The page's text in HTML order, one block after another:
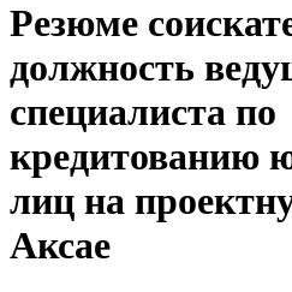
Резюме
должность
специалиста по
кредитованию
лиц на
Аксае